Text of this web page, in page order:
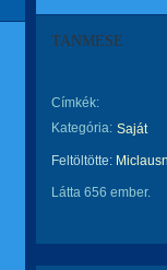
TANMESE
Címkék:
Kategória: Saját
Feltöltötte:
Látta 656 ember.